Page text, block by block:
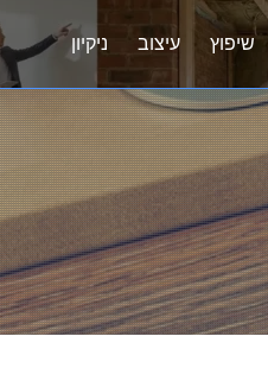
שיפוץ עיצוב ניקיון